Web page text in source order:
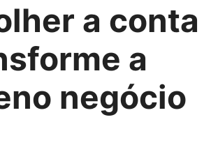
a conta
a
negócio